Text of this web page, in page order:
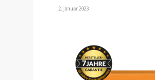
2. Januar 2023